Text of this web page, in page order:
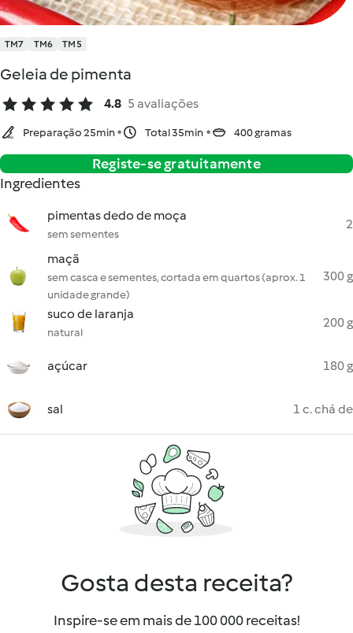
TM7 TM6 TM5
Geleia de pimenta
4.8 5 avaliações
Preparação 25min Total 35min 400 gramas
Registe-se gratuitamente
Ingredientes
pimentas dedo de moça
sem sementes
2
maçã
sem casca e sementes, cortada em quartos (aprox. 1
unidade grande)
300 g
suco de laranja
natural
200 g
açúcar 180 g
sal 1 c. chá de
Gosta desta receita?
Inspire-se em mais de 100 000 receitas!